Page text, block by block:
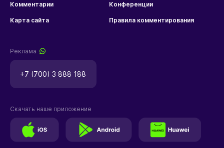
Комментарии Конференции
Карта сайта Правила комментирования
Реклама
+7 (700) 3 888 188
Скачать наше приложение